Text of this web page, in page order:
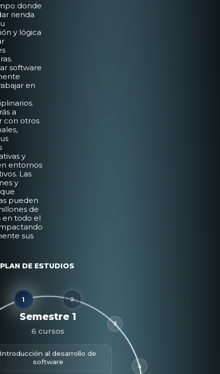
donde
rienda
y lógica
software
en
a
con otros
y
entornos
Las
y
pueden
de
en todo el
sus
PLAN DE ESTUDIOS
Semestre 1
6 cursos
Introducción al desarrollo de
software
1 2
3
4